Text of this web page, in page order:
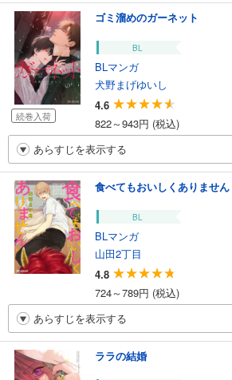
続巻入荷
ゴミ溜めのガーネット
BL
BLマンガ
犬野まげゆいし
4.6
822～943円 (税込)
あらすじを表示する
食べてもおいしくありません
BL
BLマンガ
山田2丁目
4.8
724～789円 (税込)
あらすじを表示する
ララの結婚